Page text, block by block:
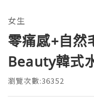
女生
零痛感+自然
Beauty韓式
瀏覽次數:36352